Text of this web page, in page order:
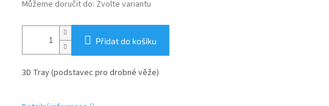
Můžeme doručit do: Zvolte variantu
Přidat do košíku
3D Tray (podstavec pro drobné věže)